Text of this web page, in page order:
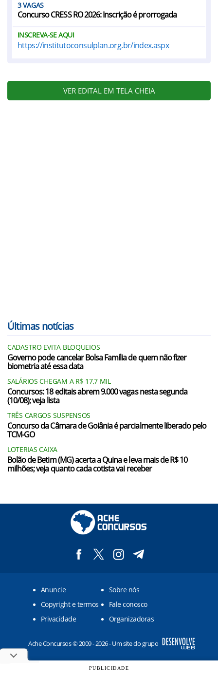
3
Concurso CRESS RO 2026: Inscrição é prorrogada
INSCREVA-SE AQUI
https://institutoconsulplan.org.br/index.aspx
VER EDITAL EM TELA CHEIA
Últimas notícias
CADASTRO EVITA BLOQUEIOS
Governo pode cancelar Bolsa Família de quem não fizer
biometria até essa data
SALÁRIOS CHEGAM A R$ 17,7 MIL
Concursos: 18 editais abrem 9.000 vagas nesta segunda
(10/08); veja lista
TRÊS CARGOS SUSPENSOS
Concurso da Câmara de Goiânia é parcialmente liberado pelo
TCM-GO
LOTERIAS CAIXA
Bolão de Betim (MG) acerta a Quina e leva mais de R$ 10
milhões; veja quanto cada cotista vai receber
Anuncie
Sobre nós
Copyright e termos
Fale conosco
Privacidade
Organizadoras
Ache Concursos © 2009 - 2026 - Um site do grupo
PUBLICIDADE